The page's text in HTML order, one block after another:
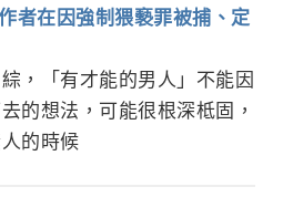
者在因強制猥褻罪被捕、定
，「有才能的男人」不能因
的想法，可能很根深柢固，
的時候